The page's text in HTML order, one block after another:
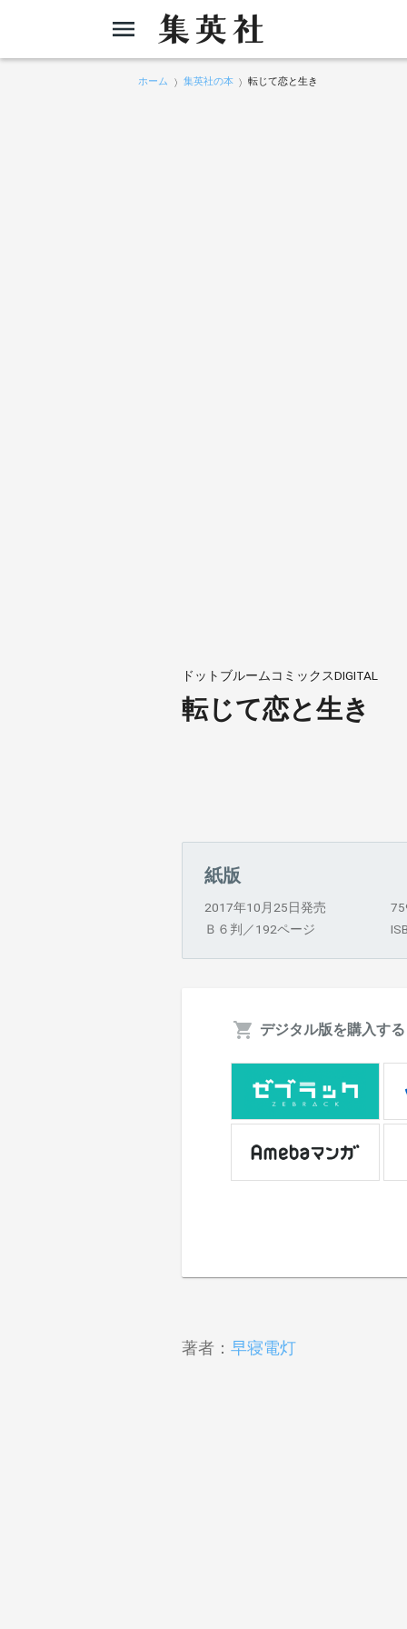
ホーム 集英社の本 転じて恋と生き
ドットブルームコミックスDIGITAL
転じて恋と生き
紙版
2017年10月25日発売
Ｂ６判／192ページ
デジタル版を購入する
著者： 早寝電灯